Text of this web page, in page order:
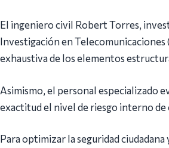
El ingeniero civil Robert Torres,
Investigación en
exhaustiva de los elementos
Asimismo, el personal especializado
exactitud el nivel de riesgo interno de
Para optimizar la seguridad